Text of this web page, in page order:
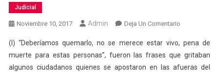
Judicial
Noviembre 10, 2017 Admin Deja Un ComentarioEn
Violador
Prefirió
La
(I) “Deberíamos quemarlo, no se merece estar vivo, pena de
muerte para estas personas”, fueron las frases que gritaban
algunos ciudadanos quienes se apostaron en las afueras del